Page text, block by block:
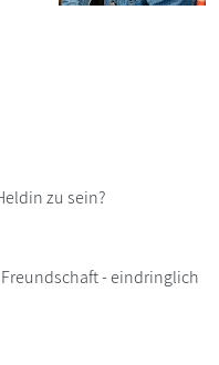
zu sein?
- eindringlich